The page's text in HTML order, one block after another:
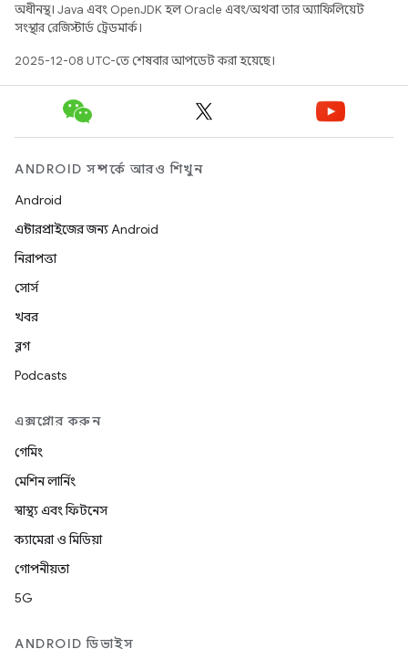
অধীনস্থ। Java এবং OpenJDK হল Oracle এবং/অথবা তার অ্যাফিলিয়েট
সংস্থার রেজিস্টার্ড ট্রেডমার্ক।
2025-12-08 UTC-তে শেষবার আপডেট করা হয়েছে।
ANDROID সম্পর্কে আরও শিখুন
Android
এন্টারপ্রাইজের জন্য Android
নিরাপত্তা
সোর্স
খবর
ব্লগ
Podcasts
এক্সপ্লোর করুন
গেমিং
মেশিন লার্নিং
স্বাস্থ্য এবং ফিটনেস
ক্যামেরা ও মিডিয়া
গোপনীয়তা
5G
ANDROID ডিভাইস